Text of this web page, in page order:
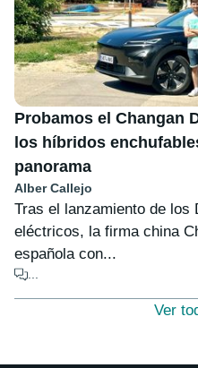
Probamos el Changan
los híbridos
panorama
Alber Callejo
Tras el lanzamiento de los
eléctricos, la firma china
española con...
...
Ver